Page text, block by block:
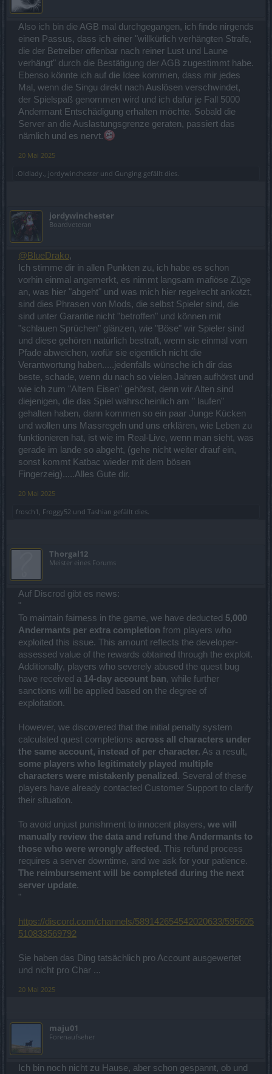
Also ich bin die AGB mal durchgegangen, ich finde nirgends
einen Passus, dass ich einer "willkürlich verhängten Strafe,
die der Betreiber offenbar nach reiner Lust und Laune
verhängt" durch die Bestätigung der AGB zugestimmt habe.
Ebenso könnte ich auf die Idee kommen, dass mir jedes
Mal, wenn die Singu direkt nach Auslösen verschwindet,
der Spielspaß genommen wird und ich dafür je Fall 5000
Andermant Entschädigung erhalten möchte. Sobald die
Server an die Auslastungsgrenze geraten, passiert das
nämlich und es nervt.
20 Mai 2025
.Oldlady., jordywinchester und Gunging gefällt dies.
jordywinchester
Boardveteran
@BlueDrako,
Ich stimme dir in allen Punkten zu, ich habe es schon
vorhin einmal angemerkt, es nimmt langsam mafiöse Züge
an, was hier "abgeht" und was mich hier regelrecht ankotzt,
sind dies Phrasen von Mods, die selbst Spieler sind, die
sind unter Garantie nicht "betroffen" und können mit
"schlauen Sprüchen" glänzen, wie "Böse" wir Spieler sind
und diese gehören natürlich bestraft, wenn sie einmal vom
Pfade abweichen, wofür sie eigentlich nicht die
Verantwortung haben.....jedenfalls wünsche ich dir das
beste, schade, wenn du nach so vielen Jahren aufhörst und
wie ich zum "Altem Eisen" gehörst, denn wir Alten sind
diejenigen, die das Spiel wahrscheinlich am " laufen"
gehalten haben, dann kommen so ein paar Junge Kücken
und wollen uns Massregeln und uns erklären, wie Leben zu
funktionieren hat, ist wie im Real-Live, wenn man sieht, was
gerade im lande so abgeht, (gehe nicht weiter drauf ein,
sonst kommt Katbac wieder mit dem bösen
Fingerzeig).....Alles Gute dir.
20 Mai 2025
frosch1 , Froggy52 und Tashian gefällt dies.
Thorgal12
Meister eines Forums
Auf Discrod gibt es news:
"
To maintain fairness in the game, we have deducted 5,000
Andermants per extra completion from players who
exploited this issue. This amount reflects the developer-
assessed value of the rewards obtained through the exploit.
Additionally, players who severely abused the quest bug
have received a 14-day account ban, while further
sanctions will be applied based on the degree of
exploitation.
However, we discovered that the initial penalty system
calculated quest completions across all characters under
the same account, instead of per character. As a result,
some players who legitimately played multiple
characters were mistakenly penalized . Several of these
players have already contacted Customer Support to clarify
their situation.
To avoid unjust punishment to innocent players, we will
manually review the data and refund the Andermants to
those who were wrongly affected. This refund process
requires a server downtime, and we ask for your patience.
The reimbursement will be completed during the next
server update.
"
https://discord.com/channels/589142654542020633/595605
510833569792
Sie haben das Ding tatsächlich pro Account ausgewertet
und nicht pro Char ...
20 Mai 2025
maju01
Forenaufseher
Ich bin noch nicht zu Hause, aber schon gespannt, ob und